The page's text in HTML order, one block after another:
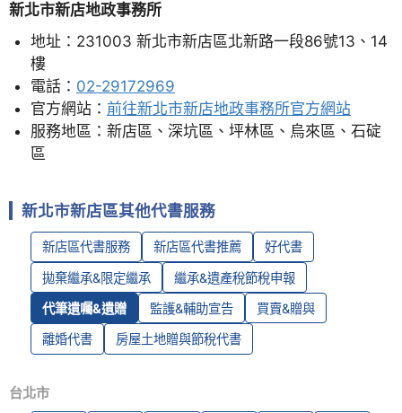
新北市新店地政事務所
地址：231003 新北市新店區北新路一段86號13、14
樓
電話： 02-29172969
官方網站： 前往新北市新店地政事務所官方網站
服務地區：新店區、深坑區、坪林區、烏來區、石碇
區
新北市新店區其他代書服務
新店區代書服務 新店區代書推薦 好代書
拋棄繼承&限定繼承 繼承&遺產稅節稅申報
代筆遺囑&遺贈 監護&輔助宣告 買賣&贈與
離婚代書 房屋土地贈與節稅代書
台北市